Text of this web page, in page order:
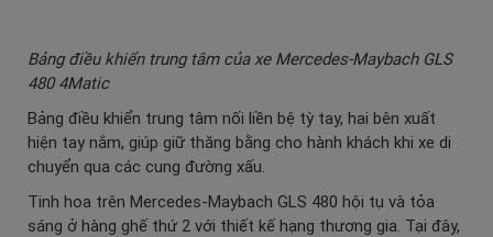
Bảng điều khiển trung tâm của xe Mercedes-Maybach GLS
480 4Matic
Bảng điều khiển trung tâm nối liền bệ tỳ tay, hai bên xuất
hiện tay nắm, giúp giữ thăng bằng cho hành khách khi xe di
chuyển qua các cung đường xấu.
Tinh hoa trên Mercedes-Maybach GLS 480 hội tụ và tỏa
sáng ở hàng ghế thứ 2 với thiết kế hạng thương gia. Tại đây,